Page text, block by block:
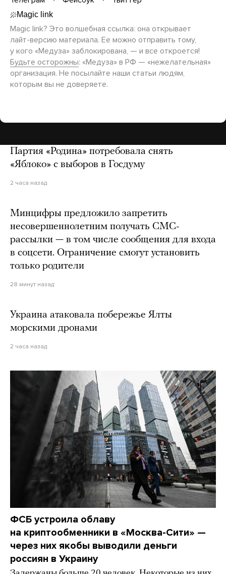
Magic link? Это волшебная ссылка: она открывает
лайт-версию материала. Ее можно отправить тому,
у кого «Медуза» заблокирована, — и все откроется!
Будьте осторожны: «Медуза» в РФ — «нежелательная»
организация. Не посылайте наши статьи людям,
которым вы не доверяете.
Партия «Родина» потребовала снять
«Яблоко» с выборов в Госдуму
2 часа назад
Минцифры предложило запретить
несовершеннолетним получать СМС-
рассылки — в том числе сообщения для входа
в соцсети. Ограничение смогут установить
только родители
28 минут назад
Украина атаковала побережье Ялты
морскими дронами
2 часа назад
ФСБ устроила облаву
на криптообменники в «Москва-Сити» —
через них якобы выводили деньги
россиян в Украину